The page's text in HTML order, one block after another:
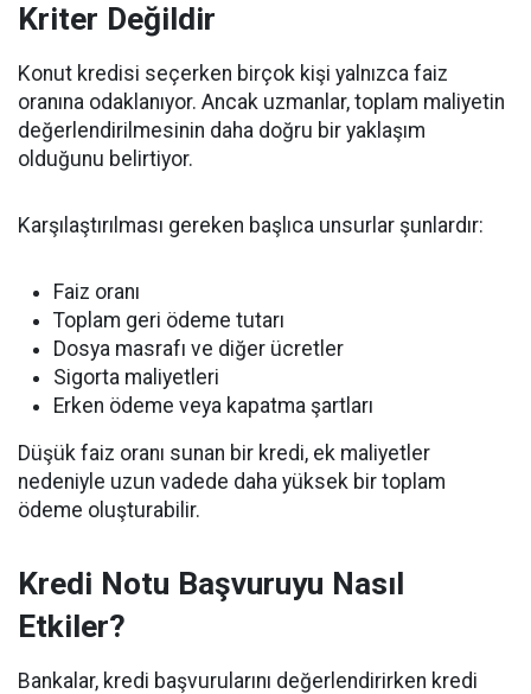
Kriter Değildir
Konut kredisi seçerken birçok kişi yalnızca faiz
oranına odaklanıyor. Ancak uzmanlar, toplam maliyetin
değerlendirilmesinin daha doğru bir yaklaşım
olduğunu belirtiyor.
Karşılaştırılması gereken başlıca unsurlar şunlardır:
Faiz oranı
Toplam geri ödeme tutarı
Dosya masrafı ve diğer ücretler
Sigorta maliyetleri
Erken ödeme veya kapatma şartları
Düşük faiz oranı sunan bir kredi, ek maliyetler
nedeniyle uzun vadede daha yüksek bir toplam
ödeme oluşturabilir.
Kredi Notu Başvuruyu Nasıl
Etkiler?
Bankalar, kredi başvurularını değerlendirirken kredi